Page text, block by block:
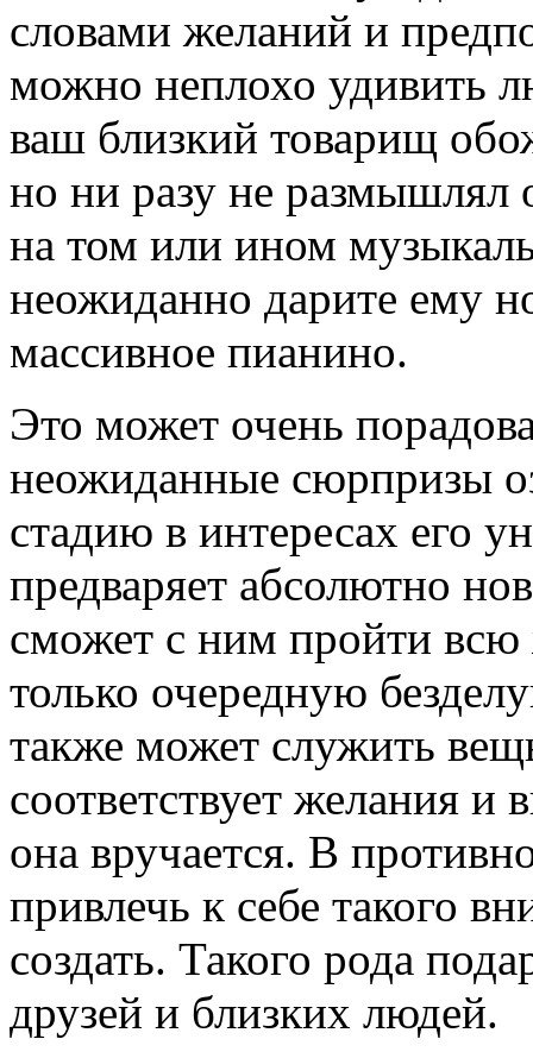
словами желаний и
можно неплохо удивить
ваш близкий товарищ
но ни разу не размышлял
на том или ином
неожиданно дарите ему
массивное пианино.
Это может очень
неожиданные сюрпризы
стадию в интересах его
предваряет абсолютно
сможет с ним пройти всю
только очередную
также может служить
соответствует желания и
она вручается. В
привлечь к себе такого
создать. Такого рода
друзей и близких людей.